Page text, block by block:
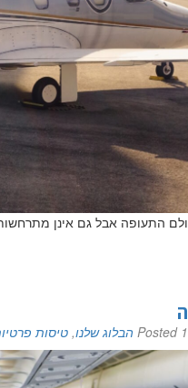
התעופה אבל גם אינן
Posted הבלוג שלנו,טיסות